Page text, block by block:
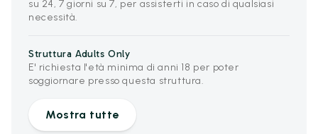
su 24, 7 giorni su 7, per assisterti in caso di qualsiasi
necessità.
Struttura Adults Only
E' richiesta l'età minima di anni 18 per poter
soggiornare presso questa struttura.
Mostra tutte